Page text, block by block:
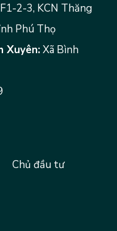
2-3, KCN Thăng
Phú Thọ
Xuyên:Xã Bình
Chủ đầu tư